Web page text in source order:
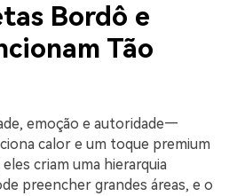
Bordô e
Tão
emoção e autoridade—
calor e um toque premium
criam uma hierarquia
preencher grandes áreas, e o